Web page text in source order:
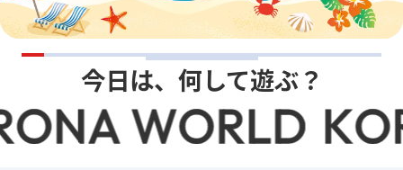
今日は、何して遊ぶ？